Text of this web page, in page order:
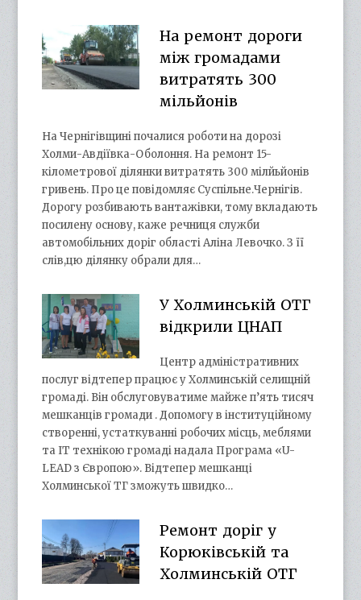
На ремонт дороги
між громадами
витратять 300
мільйонів
На Чернігівщині почалися роботи на дорозі
Холми-Авдіївка-Оболоння. На ремонт 15-
кілометрової ділянки витратять 300 мілйьйонів
гривень. Про це повідомляє Суспільне.Чернігів.
Дорогу розбивають вантажівки, тому вкладають
посилену основу, каже речниця служби
автомобільних доріг області Аліна Левочко. З її
слів,цю ділянку обрали для…
У Холминській ОТГ
відкрили ЦНАП
Центр адміністративних
послуг відтепер працює у Холминській селищній
громаді. Він обслуговуватиме майже п’ять тисяч
мешканців громади . Допомогу в інституційному
створенні, устаткуванні робочих місць, меблями
та ІТ технікою громаді надала Програма «U-
LEAD з Європою». Відтепер мешканці
Холминської ТГ зможуть швидко…
Ремонт доріг у
Корюківській та
Холминській ОТГ